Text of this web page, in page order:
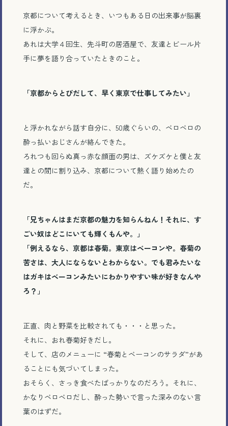
メール相談・面談予約
LINEで相談する
京都について考えるとき、いつもある日の出来事が脳裏
に浮かぶ。
あれは大学４回生、先斗町の居酒屋で、友達とビール片
手に夢を語り合っていたときのこと。
「京都からとびだして、早く東京で仕事してみたい」
と浮かれながら話す自分に、50歳ぐらいの、ベロベロの
酔っ払いおじさんが絡んできた。
ろれつも回らぬ真っ赤な顔面の男は、ズケズケと僕と友
達との間に割り込み、京都について熱く語り始めたの
だ。
「兄ちゃんはまだ京都の魅力を知らんねん！それに、す
ごい奴はどこにいても輝くもんや。」
「例えるなら、京都は春菊。東京はベーコンや。春菊の
苦さは、大人にならないとわからない。でも君みたいな
はガキはベーコンみたいにわかりやすい味が好きなんや
ろ？」
正直、肉と野菜を比較されても・・・と思った。
それに、おれ春菊好きだし。
そして、店のメニューに “春菊とベーコンのサラダ”があ
ることにも気づいてしまった。
おそらく、さっき食べたばっかりなのだろう。それに、
かなりベロベロだし、酔った勢いで言った深みのない言
葉のはずだ。